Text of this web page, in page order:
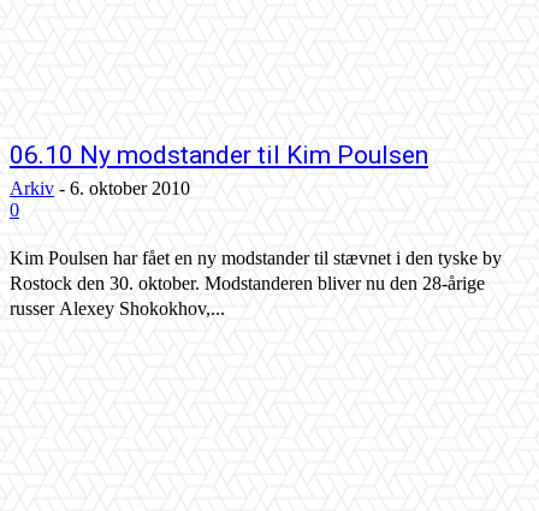
06.10 Ny modstander til Kim Poulsen
Arkiv - 6. oktober 2010
0
Kim Poulsen har fået en ny modstander til stævnet i den tyske by
Rostock den 30. oktober. Modstanderen bliver nu den 28-årige
russer Alexey Shokokhov,...